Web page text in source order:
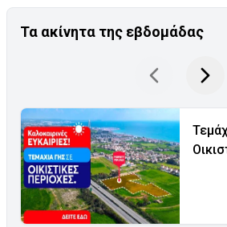
Τα ακίνητα της εβδομάδας